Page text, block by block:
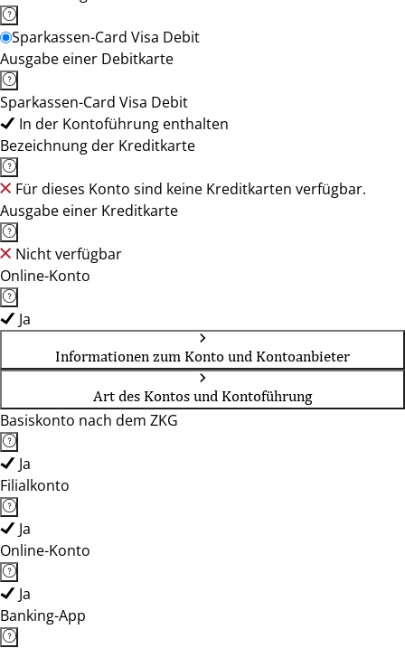
Sparkassen-Card Visa Debit
Ausgabe einer Debitkarte
Sparkassen-Card Visa Debit
In der Kontoführung enthalten
Bezeichnung der Kreditkarte
Für dieses Konto sind keine Kreditkarten verfügbar.
Ausgabe einer Kreditkarte
Nicht verfügbar
Online-Konto
Ja
Informationen zum Konto und Kontoanbieter
Art des Kontos und Kontoführung
Basiskonto nach dem ZKG
Ja
Filialkonto
Ja
Online-Konto
Ja
Banking-App